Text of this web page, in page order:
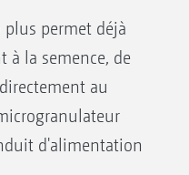
permet déjà
à la semence, de
au
d'alimentation